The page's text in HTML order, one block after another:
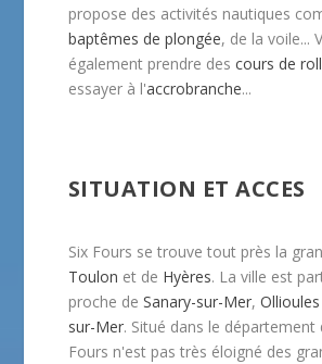
propose des activités nautiques
baptêmes de plongée, de la voile...
également prendre des cours de
essayer à l'accrobranche...
SITUATION ET ACCES
Six Fours se trouve tout près la
Toulon et de Hyères. La ville est
proche de Sanary-sur-Mer, Ollioules
sur-Mer. Situé dans le département
Fours n'est pas très éloigné des